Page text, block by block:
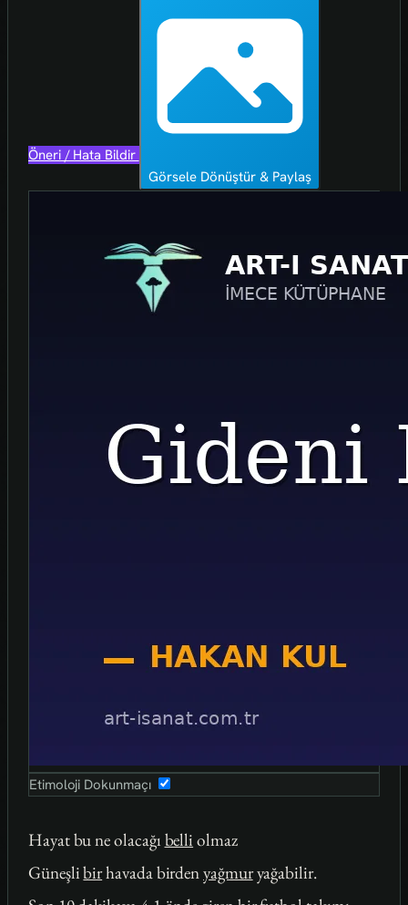
Öneri / Hata Bildir
Görsele Dönüştür & Paylaş
Etimoloji Dokunmaçı
Hayat bu ne olacağı belli olmaz
Güneşlibirhavada birdenyağmuryağabilir.